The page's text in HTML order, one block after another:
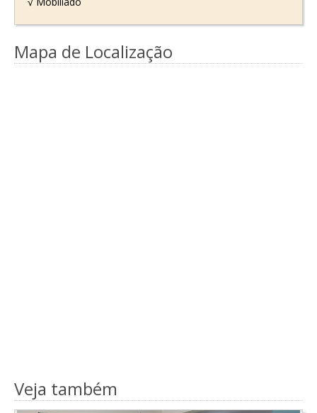
Mapa de Localização
Veja também